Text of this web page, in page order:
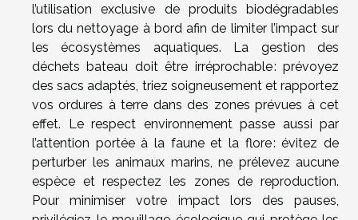
l’utilisation exclusive de produits biodégradables
lors du nettoyage à bord afin de limiter l’impact sur
les écosystèmes aquatiques. La gestion des
déchets bateau doit être irréprochable : prévoyez
des sacs adaptés, triez soigneusement et rapportez
vos ordures à terre dans des zones prévues à cet
effet. Le respect environnement passe aussi par
l’attention portée à la faune et la flore : évitez de
perturber les animaux marins, ne prélevez aucune
espèce et respectez les zones de reproduction.
Pour minimiser votre impact lors des pauses,